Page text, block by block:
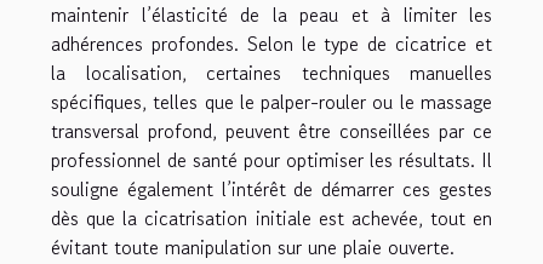
maintenir l’élasticité de la peau et à limiter les
adhérences profondes. Selon le type de cicatrice et
la localisation, certaines techniques manuelles
spécifiques, telles que le palper-rouler ou le massage
transversal profond, peuvent être conseillées par ce
professionnel de santé pour optimiser les résultats. Il
souligne également l’intérêt de démarrer ces gestes
dès que la cicatrisation initiale est achevée, tout en
évitant toute manipulation sur une plaie ouverte.